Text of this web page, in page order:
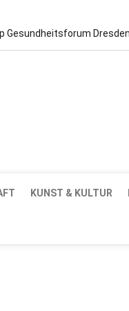
Gesundheitsforum
KUNST & KULTUR